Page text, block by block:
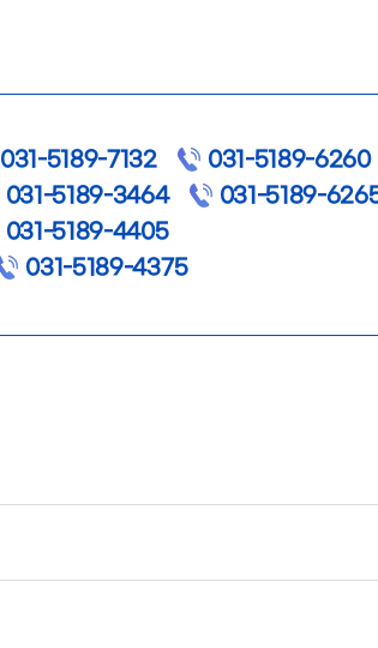
031-5189-7132
031-5189-6260
031-5189-3464
031-5189-
031-5189-4405
031-5189-4375